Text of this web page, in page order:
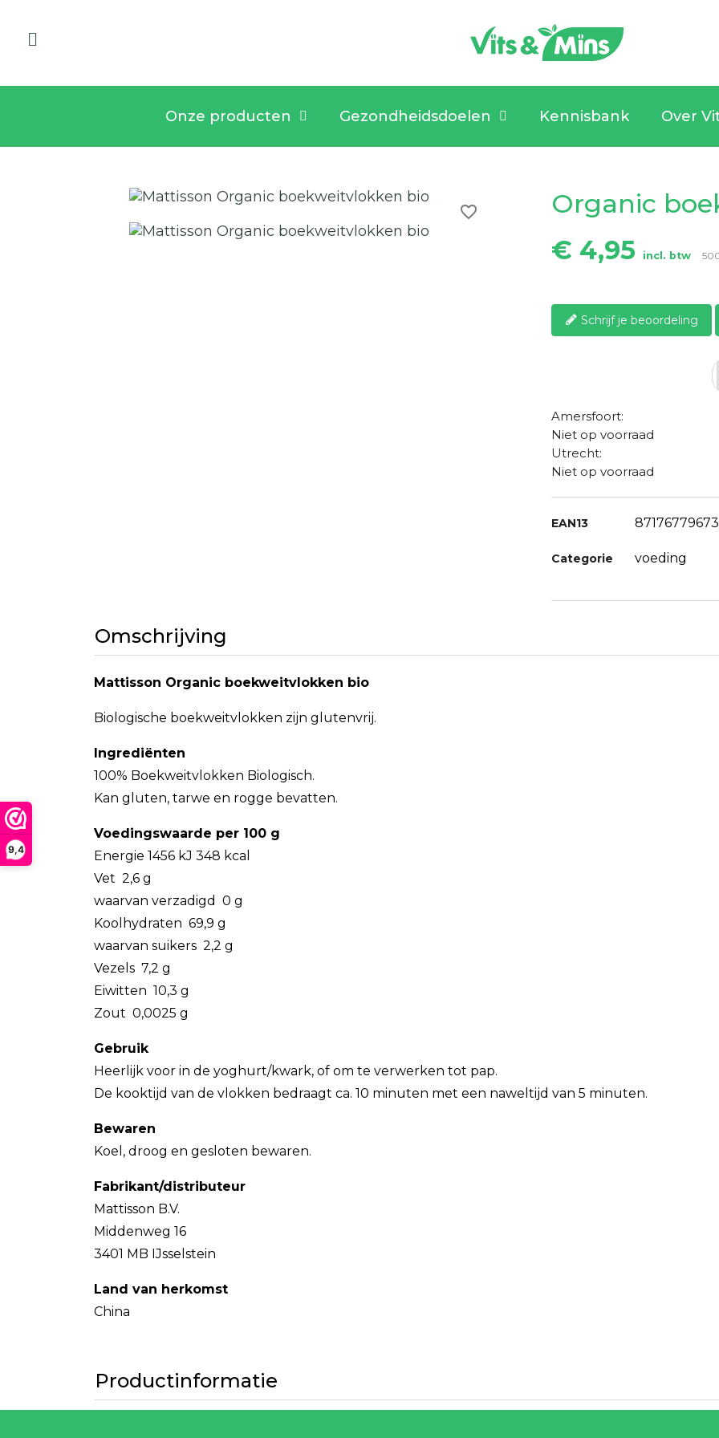
9,4
Onze producten Gezondheidsdoelen Kennisbank Over
favorite_border
Organic
€ 4,95
incl. btw
Schrijf je beoordeling
Amersfoort:
Niet op voorraad
Utrecht:
Niet op voorraad
EAN13
Categorie voeding
Omschrijving
Mattisson Organic boekweitvlokken bio
Biologische boekweitvlokken zijn glutenvrij.
Ingrediënten
100% Boekweitvlokken Biologisch.
Kan gluten, tarwe en rogge bevatten.
Voedingswaarde per 100 g
Energie 1456 kJ 348 kcal
Vet 2,6 g
waarvan verzadigd 0 g
Koolhydraten 69,9 g
waarvan suikers 2,2 g
Vezels 7,2 g
Eiwitten 10,3 g
Zout 0,0025 g
Gebruik
Heerlijk voor in de yoghurt/kwark, of om te verwerken tot pap.
De kooktijd van de vlokken bedraagt ca. 10 minuten met een naweltijd van 5 minuten.
Bewaren
Koel, droog en gesloten bewaren.
Fabrikant/distributeur
Mattisson B.V.
Middenweg 16
3401 MB IJsselstein
Land van herkomst
China
Productinformatie